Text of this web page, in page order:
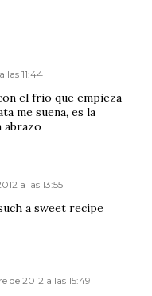
las 11:44
el frio que empieza
me suena, es la
abrazo
a las 13:55
a sweet recipe
de 2012 a las 15:49